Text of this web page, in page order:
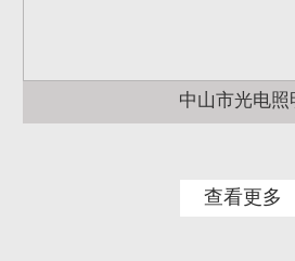
中山市光电照
查看更多